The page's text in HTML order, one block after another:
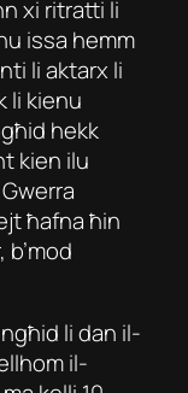
xi ritratti li
issa hemm
li aktarx li
li kienu
hekk
kien ilu
ħafna ħin
li dan il-
il-